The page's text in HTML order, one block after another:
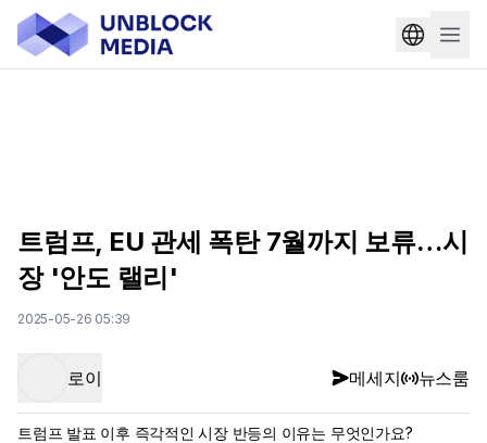
트럼프, EU 관세 폭탄 7월까지 보류…시
장 '안도 랠리'
2025-05-26 05:39
로이 메세지 뉴스룸
트럼프 발표 이후 즉각적인 시장 반등의 이유는 무엇인가요?